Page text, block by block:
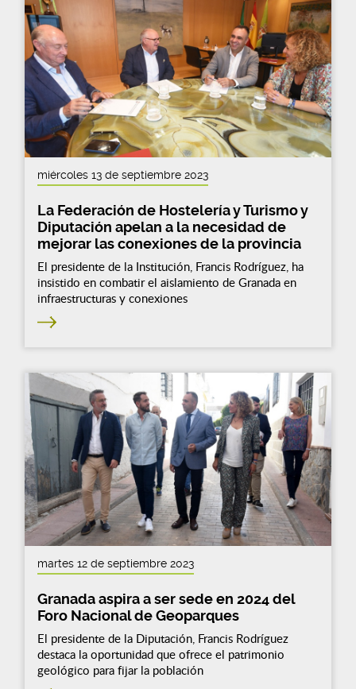
miércoles 13 de septiembre 2023
La Federación de Hostelería y Turismo y
Diputación apelan a la necesidad de
mejorar las conexiones de la provincia
El presidente de la Institución, Francis Rodríguez, ha
insistido en combatir el aislamiento de Granada en
infraestructuras y conexiones
martes 12 de septiembre 2023
Granada aspira a ser sede en 2024 del
Foro Nacional de Geoparques
El presidente de la Diputación, Francis Rodríguez
destaca la oportunidad que ofrece el patrimonio
geológico para fijar la población